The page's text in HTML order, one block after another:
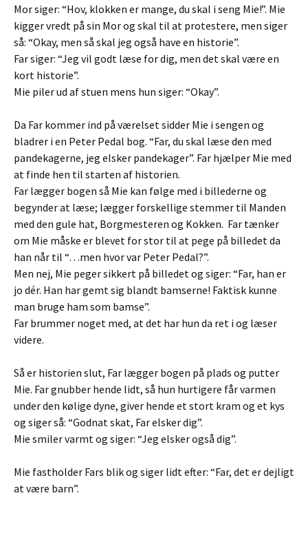
Mor siger: “Hov, klokken er mange, du skal i seng Mie!”. Mie
kigger vredt på sin Mor og skal til at protestere, men siger
så: “Okay, men så skal jeg også have en historie”.
Far siger: “Jeg vil godt læse for dig, men det skal være en
kort historie”.
Mie piler ud af stuen mens hun siger: “Okay”.
Da Far kommer ind på værelset sidder Mie i sengen og
bladrer i en Peter Pedal bog. “Far, du skal læse den med
pandekagerne, jeg elsker pandekager”. Far hjælper Mie med
at finde hen til starten af historien.
Far lægger bogen så Mie kan følge med i billederne og
begynder at læse; lægger forskellige stemmer til Manden
med den gule hat, Borgmesteren og Kokken. Far tænker
om Mie måske er blevet for stor til at pege på billedet da
han når til “…men hvor var Peter Pedal?”.
Men nej, Mie peger sikkert på billedet og siger: “Far, han er
jo dér. Han har gemt sig blandt bamserne! Faktisk kunne
man bruge ham som bamse”.
Far brummer noget med, at det har hun da ret i og læser
videre.
Så er historien slut, Far lægger bogen på plads og putter
Mie. Far gnubber hende lidt, så hun hurtigere får varmen
under den kølige dyne, giver hende et stort kram og et kys
og siger så: “Godnat skat, Far elsker dig”.
Mie smiler varmt og siger: “Jeg elsker også dig”.
Mie fastholder Fars blik og siger lidt efter: “Far, det er dejligt
at være barn”.